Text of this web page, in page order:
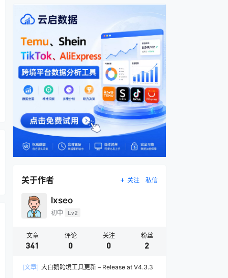
关于作者 关注 私信
lxseo
初中 Lv2
文章
341
评论
0
关注
0
粉丝
2
[文章] 大白鹅跨境工具更新 – Release at V4.3.3